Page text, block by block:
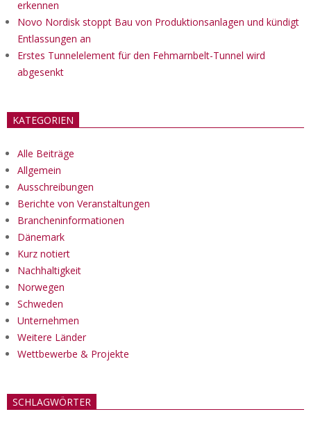
erkennen
Novo Nordisk stoppt Bau von Produktionsanlagen und kündigt
Entlassungen an
Erstes Tunnelelement für den Fehmarnbelt-Tunnel wird
abgesenkt
KATEGORIEN
Alle Beiträge
Allgemein
Ausschreibungen
Berichte von Veranstaltungen
Brancheninformationen
Dänemark
Kurz notiert
Nachhaltigkeit
Norwegen
Schweden
Unternehmen
Weitere Länder
Wettbewerbe & Projekte
SCHLAGWÖRTER